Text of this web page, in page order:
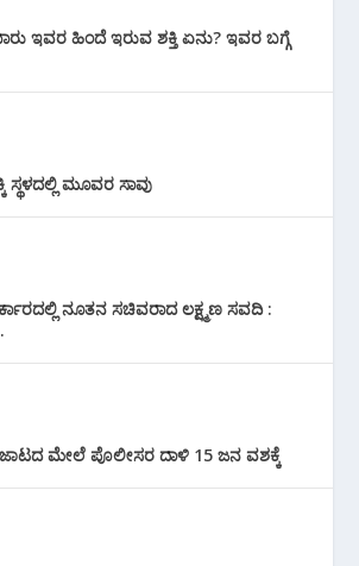
ಇವರ ಹಿಂದೆ ಇರುವ ಶಕ್ತಿ ಏನು? ಇವರ ಬಗ್ಗೆ
ಸ್ಥಳದಲ್ಲಿ ಮೂವರ ಸಾವು
ನೂತನ ಸಚಿವರಾದ ಲಕ್ಷ್ಮಣ ಸವದಿ :
ಮೇಲೆ ಪೊಲೀಸರ ದಾಳಿ 15 ಜನ ವಶಕ್ಕೆ